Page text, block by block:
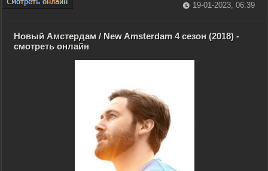
19-01-2023, 06:39
Новый Амстердам / New Amsterdam 4 сезон (2018) -
смотреть онлайн